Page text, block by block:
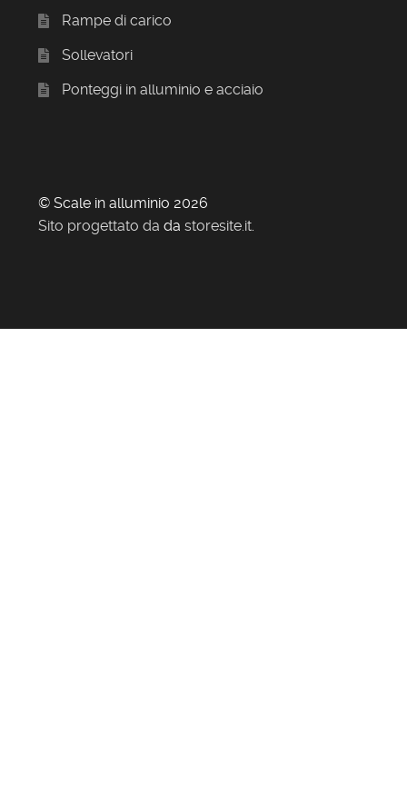
Rampe di carico
Sollevatori
Ponteggi in alluminio e acciaio
© Scale in alluminio 2026
Sito progettato da da storesite.it.